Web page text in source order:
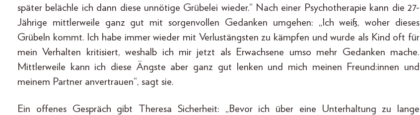
später belächle ich dann diese unnötige Grübelei wieder.“ Nach einer Psychotherapie kann die 27-
Jährige mittlerweile ganz gut mit sorgenvollen Gedanken umgehen: „Ich weiß, woher dieses
Grübeln kommt. Ich habe immer wieder mit Verlustängsten zu kämpfen und wurde als Kind oft für
mein Verhalten kritisiert, weshalb ich mir jetzt als Erwachsene umso mehr Gedanken mache.
Mittlerweile kann ich diese Ängste aber ganz gut lenken und mich meinen Freund:innen und
meinem Partner anvertrauen“, sagt sie.
Ein offenes Gespräch gibt Theresa Sicherheit: „Bevor ich über eine Unterhaltung zu lange